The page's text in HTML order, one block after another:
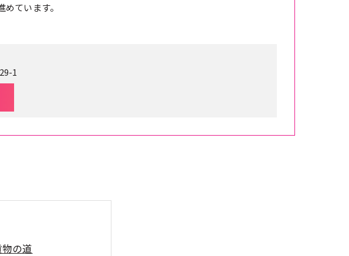
ています。
1
の道